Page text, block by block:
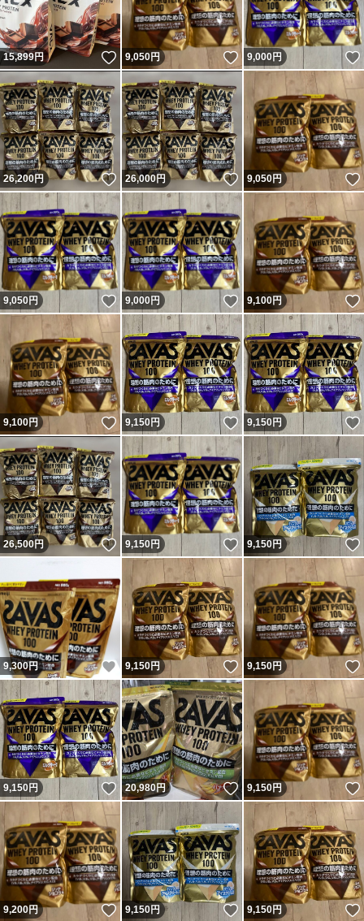
15,899円 いいね！
9,050円 いいね！
9,000円
26,200円 いいね！
26,000円 いいね！
9,050円
9,050円 いいね！
9,000円 いいね！
9,100円
9,100円 いいね！
9,150円 いいね！
9,150円
26,500円 いいね！
9,150円 いいね！
9,150円
9,300円 いいね！
9,150円 いいね！
9,150円
9,150円 いいね！
20,980円 いいね！
9,150円
9,200円 いいね！
9,150円 いいね！
9,150円